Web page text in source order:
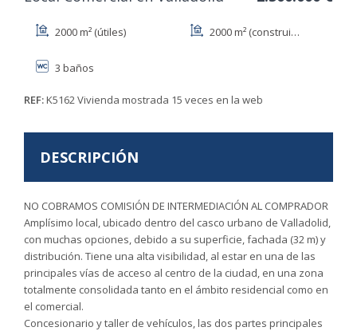
2000 m² (útiles) 2000 m² (construidos)
3 baños
REF:K5162Vivienda mostrada 15 veces en la web
DESCRIPCIÓN
NO COBRAMOS COMISIÓN DE INTERMEDIACIÓN AL COMPRADOR
Amplísimo local, ubicado dentro del casco urbano de Valladolid,
con muchas opciones, debido a su superficie, fachada (32 m) y
distribución. Tiene una alta visibilidad, al estar en una de las
principales vías de acceso al centro de la ciudad, en una zona
totalmente consolidada tanto en el ámbito residencial como en
el comercial.
Concesionario y taller de vehículos, las dos partes principales